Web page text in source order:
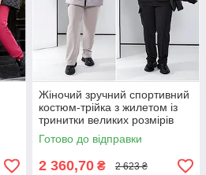
Жіночий зручний спортивний
костюм-трійка з жилетом із
тринитки великих розмірів
Готово до відправки
2 360,70 ₴ 2 623 ₴